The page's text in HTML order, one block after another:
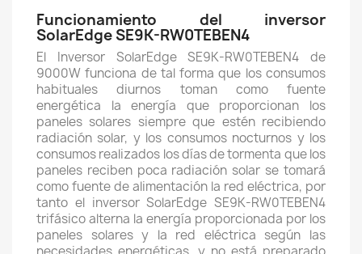
Funcionamiento del inversor
SolarEdge SE9K-RW0TEBEN4
El Inversor SolarEdge SE9K-RW0TEBEN4 de
9000W funciona de tal forma que los consumos
habituales diurnos toman como fuente
energética la energía que proporcionan los
paneles solares siempre que estén recibiendo
radiación solar, y los consumos nocturnos y los
consumos realizados los días de tormenta que los
paneles reciben poca radiación solar se tomará
como fuente de alimentación la red eléctrica, por
tanto el inversor SolarEdge SE9K-RW0TEBEN4
trifásico alterna la energía proporcionada por los
paneles solares y la red eléctrica según las